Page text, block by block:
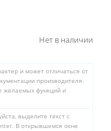
Нет в наличии
и может отличаться от
производителя.
желаемых функций и
выделите текст с
В открывшемся окне